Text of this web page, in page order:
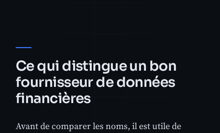
Ce qui distingue un bon
fournisseur de données
financières
Avant de comparer les noms, il est utile de